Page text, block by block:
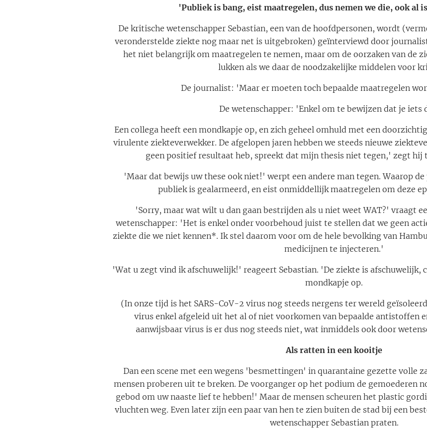
'Publiek is bang, eist maatregelen, dus nemen we die, ook al
De kritische wetenschapper Sebastian, een van de hoofdpersonen, wordt
veronderstelde ziekte nog maar net is uitgebroken) geïnterviewd door
het niet belangrijk om maatregelen te nemen, maar om de oorzaken van de
lukken als we daar de noodzakelijke middelen voor
De journalist: 'Maar er moeten toch bepaalde maatregelen
De wetenschapper: 'Enkel om te bewijzen dat je iets
Een collega heeft een mondkapje op, en zich geheel omhuld met een
virulente ziekteverwekker. De afgelopen jaren hebben we steeds nieuwe
geen positief resultaat heb, spreekt dat mijn thesis niet tegen,' zegt hij
'Maar dat bewijs uw these ook niet!' werpt een andere man tegen. Waarop
publiek is gealarmeerd, en eist onmiddellijk maatregelen om deze
'Sorry, maar wat wilt u dan gaan bestrijden als u niet weet WAT?' vraagt
wetenschapper: 'Het is enkel onder voorbehoud juist te stellen dat we geen
ziekte die we niet kennen*. Ik stel daarom voor om de hele bevolking van
medicijnen te injecteren.'
'Wat u zegt vind ik afschuwelijk!' reageert Sebastian. 'De ziekte is afschuwelijk,
mondkapje op.
(In onze tijd is het SARS-CoV-2 virus nog steeds nergens ter wereld
virus enkel afgeleid uit het al of niet voorkomen van bepaalde antistoffen
aanwijsbaar virus is er dus nog steeds niet, wat inmiddels ook door
Als ratten in een kooitje
Dan een scene met een wegens 'besmettingen' in quarantaine gezette volle
mensen proberen uit te breken. De voorganger op het podium de gemoederen
gebod om uw naaste lief te hebben!' Maar de mensen scheuren het plastic
vluchten weg. Even later zijn een paar van hen te zien buiten de stad bij een
wetenschapper Sebastian praten.